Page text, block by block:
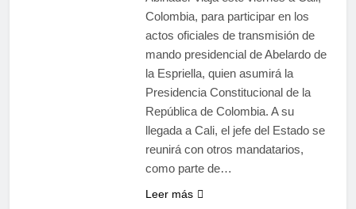
Colombia, para participar en los
actos oficiales de transmisión de
mando presidencial de Abelardo de
la Espriella, quien asumirá la
Presidencia Constitucional de la
República de Colombia. A su
llegada a Cali, el jefe del Estado se
reunirá con otros mandatarios,
como parte de…
Leer más